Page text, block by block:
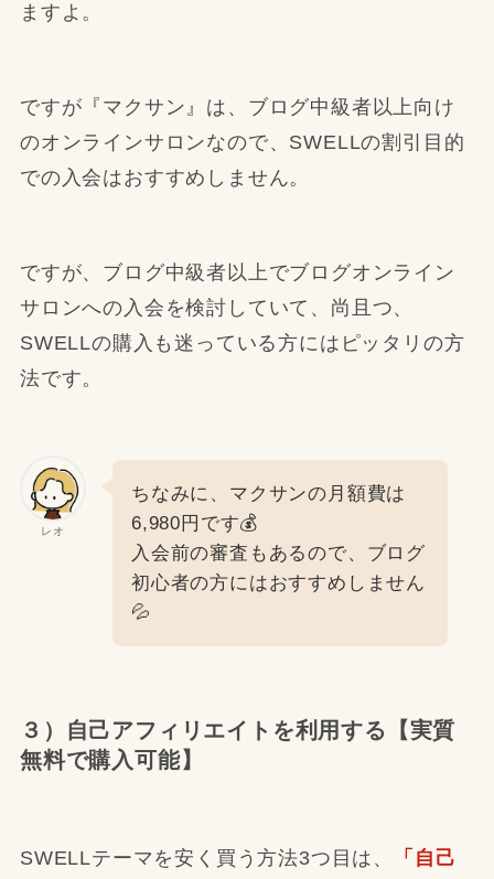
ますよ。
ですが『マクサン』は、ブログ中級者以上向け
のオンラインサロンなので、SWELLの割引目的
での入会はおすすめしません。
ですが、ブログ中級者以上でブログオンライン
サロンへの入会を検討していて、尚且つ、
SWELLの購入も迷っている方にはピッタリの方
法です。
レオ
ちなみに、マクサンの月額費は
6,980円です💰
入会前の審査もあるので、ブログ
初心者の方にはおすすめしません
💦
３）自己アフィリエイトを利用する【実質
無料で購入可能】
SWELLテーマを安く買う方法3つ目は、
「自己